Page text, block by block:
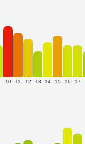
10 11 12 13 14 15 16 17